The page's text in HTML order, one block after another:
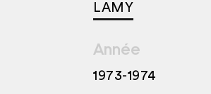
LAMY
Année
1973-1974